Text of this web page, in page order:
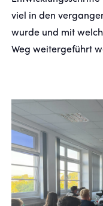
KONTAKT
viel in den
wurde und mit
Weg weitergeführt